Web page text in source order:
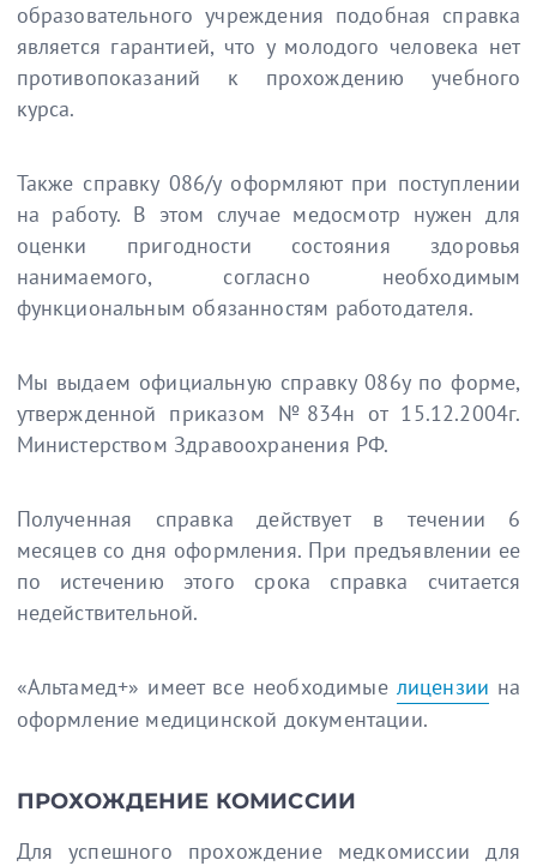
образовательного учреждения подобная справка
является гарантией, что у молодого человека нет
противопоказаний к прохождению учебного
курса.
Также справку 086/у оформляют при поступлении
на работу. В этом случае медосмотр нужен для
оценки пригодности состояния здоровья
нанимаемого, согласно необходимым
функциональным обязанностям работодателя.
Мы выдаем официальную справку 086у по форме,
утвержденной приказом №834н от 15.12.2004г.
Министерством Здравоохранения РФ.
Полученная справка действует в течении 6
месяцев со дня оформления. При предъявлении ее
по истечению этого срока справка считается
недействительной.
«Альтамед+» имеет все необходимые лицензии на
оформление медицинской документации.
ПРОХОЖДЕНИЕ КОМИССИИ
Для успешного прохождение медкомиссии для